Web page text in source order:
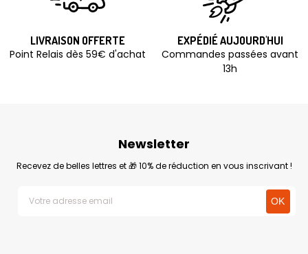
LIVRAISON OFFERTE
Point Relais dès 59€ d'achat
EXPÉDIÉ AUJOURD'HUI
Commandes passées avant
13h
Newsletter
Recevez de belles lettres et 🎁 10% de réduction en vous inscrivant !